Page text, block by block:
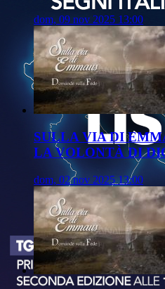
dom, 09 nov 2025 13:00
SULLA VIA DI
LA VOLONTÀ DI
dom, 02 nov 2025 13:00